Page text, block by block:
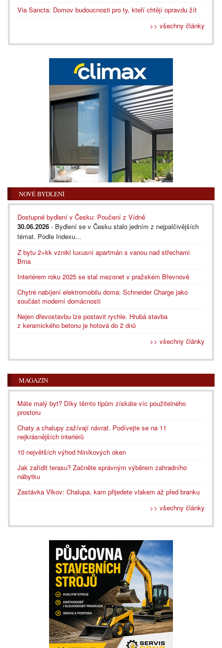
Via Sancta: Domov budoucnosti pro ty, kteří chtějí opravdu žít
>> všechny články
NOVÉ BYDLENÍ
Dostupné bydlení v Česku: Poučení z Vídně
30.06.2026 - Bydlení se v Česku stalo jedním z nejpalčivějších
témat. Podle Indexu...
Z bytu 2+kk vznikl luxusní apartmán s vanou nad střechami
Brna
Interiérem roku 2025 se stal mezonet v pražském Břevnově
Chytré nabíjení elektromobilu doma: Schneider Charge jako
součást moderní domácnosti
Nejen dřevostavbu lze postavit rychle. Hrubá stavba
z keramického betonu je hotová do 2 dnů
>> všechny články
MAGAZÍN
Máte malý byt? Díky těmto tipům získáte víc použitelného
prostoru
Chaty a chalupy zažívají návrat. Podívejte se na 11
nejkrásnějších interiérů
10 největších výhod hliníkových oken
Jak zařídit terasu? Začněte správným výběrem zahradního
nábytku
Zastávka Vlkov: Chalupa, kam přijedete vlakem až před branku
>> všechny články